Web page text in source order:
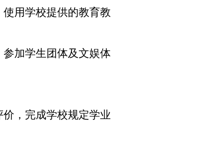
用学校提供的教育教
加学生团体及文娱体
，完成学校规定学业